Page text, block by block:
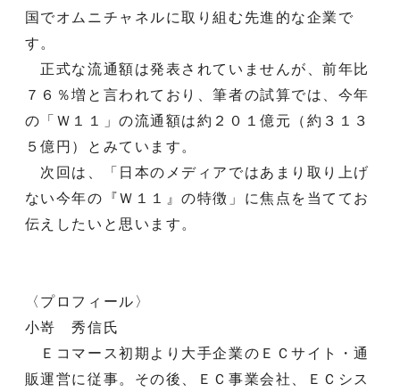
国でオムニチャネルに取り組む先進的な企業で
す。
正式な流通額は発表されていませんが、前年比
７６％増と言われており、筆者の試算では、今年
の「Ｗ１１」の流通額は約２０１億元（約３１３
５億円）とみています。
次回は、「日本のメディアではあまり取り上げ
ない今年の『Ｗ１１』の特徴」に焦点を当ててお
伝えしたいと思います。
〈プロフィール〉
小嵜 秀信氏
Ｅコマース初期より大手企業のＥＣサイト・通
販運営に従事。その後、ＥＣ事業会社、ＥＣシス